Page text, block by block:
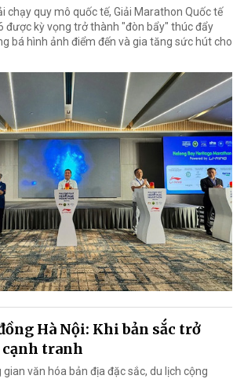
chạy quy mô quốc tế, Giải Marathon Quốc tế
được kỳ vọng trở thành "đòn bẩy" thúc đẩy
bá hình ảnh điểm đến và gia tăng sức hút cho
Hà Nội: Khi bản sắc trở
tranh
văn hóa bản địa đặc sắc, du lịch cộng